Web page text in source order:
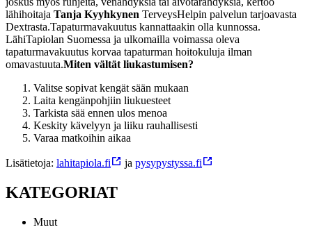
lähihoitaja Tanja Kyyhkynen TerveysHelpin palvelun tarjoavasta
Dextrasta.Tapaturmavakuutus kannattaakin olla kunnossa.
LähiTapiolan Suomessa ja ulkomailla voimassa oleva
tapaturmavakuutus korvaa tapaturman hoitokuluja ilman
omavastuuta.Miten vältät liukastumisen?
Valitse sopivat kengät sään mukaan
Laita kengänpohjiin liukuesteet
Tarkista sää ennen ulos menoa
Keskity kävelyyn ja liiku rauhallisesti
Varaa matkoihin aikaa
Lisätietoja: lahitapiola.fi ja pysypystyssa.fi
KATEGORIAT
Muut